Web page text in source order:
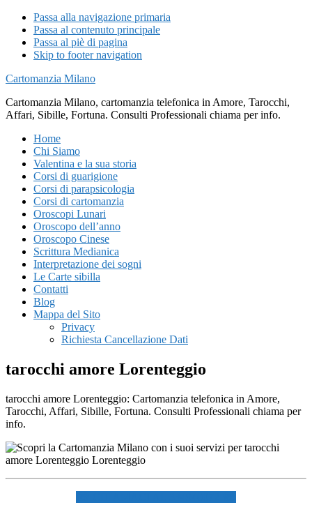
Passa alla navigazione primaria
Passa al contenuto principale
Passa al piè di pagina
Skip to footer navigation
Cartomanzia Milano
Cartomanzia Milano, cartomanzia telefonica in Amore, Tarocchi,
Affari, Sibille, Fortuna. Consulti Professionali chiama per info.
Home
Chi Siamo
Valentina e la sua storia
Corsi di guarigione
Corsi di parapsicologia
Corsi di cartomanzia
Oroscopi Lunari
Oroscopo dell’anno
Oroscopo Cinese
Scrittura Medianica
Interpretazione dei sogni
Le Carte sibilla
Contatti
Blog
Mappa del Sito
Privacy
Richiesta Cancellazione Dati
tarocchi amore Lorenteggio
tarocchi amore Lorenteggio: Cartomanzia telefonica in Amore,
Tarocchi, Affari, Sibille, Fortuna. Consulti Professionali chiama per
info.